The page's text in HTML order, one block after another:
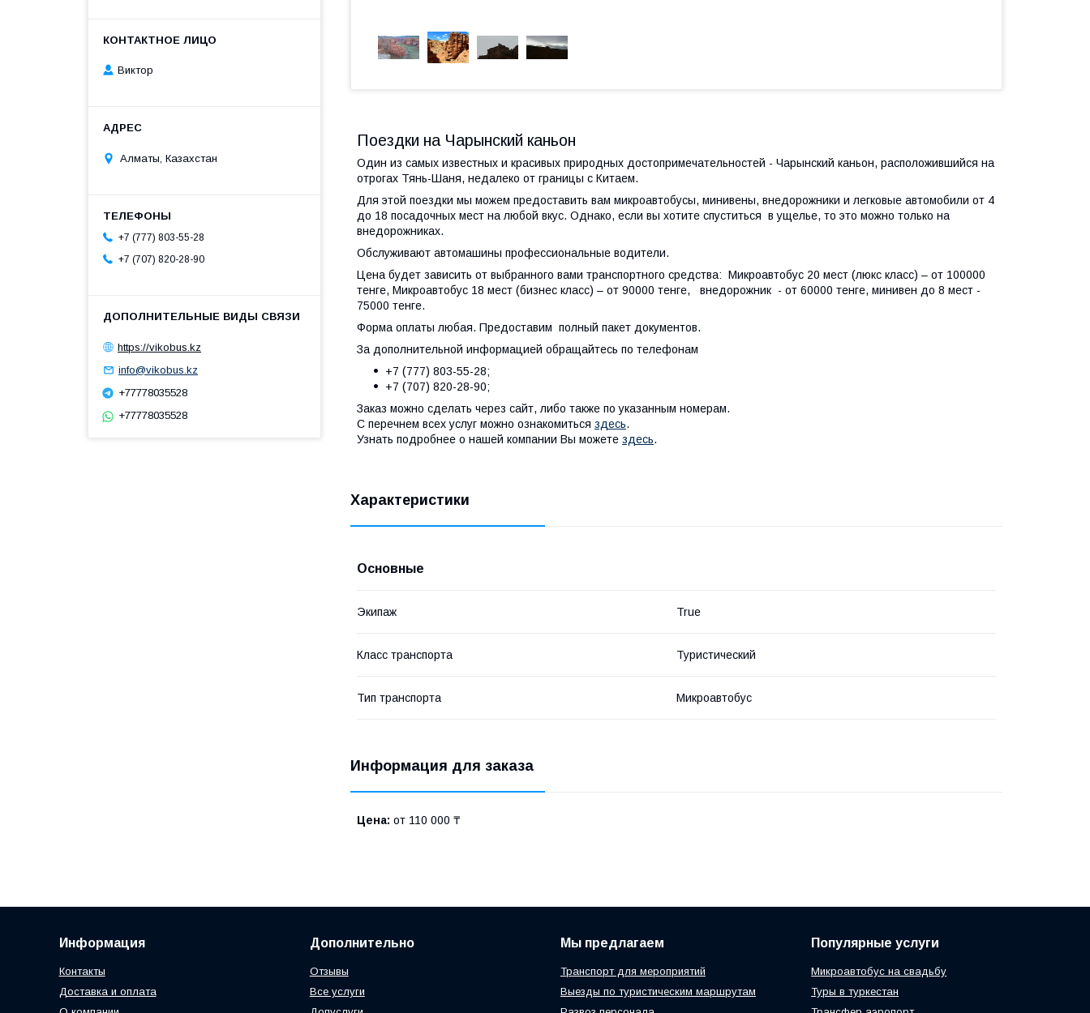
Поездки на Чарынский каньон
Один из самых известных и красивых природных достопримечательностей - Чарынский каньон, расположившийся на
отрогах Тянь-Шаня, недалеко от границы с Китаем.
Для этой поездки мы можем предоставить вам микроавтобусы, минивены, внедорожники и легковые автомобили от 4
до 18 посадочных мест на любой вкус. Однако, если вы хотите спуститься в ущелье, то это можно только на
внедорожниках.
Обслуживают автомашины профессиональные водители.
Цена будет зависить от выбранного вами транспортного средства: Микроавтобус 20 мест (люкс класс) – от 100000
тенге, Микроавтобус 18 мест (бизнес класс) – от 90000 тенге, внедорожник - от 60000 тенге, минивен до 8 мест -
75000 тенге.
Форма оплаты любая. Предоставим полный пакет документов.
За дополнительной информацией обращайтесь по телефонам
+7 (777) 803-55-28;
+7 (707) 820-28-90;
Заказ можно сделать через сайт, либо также по указанным номерам.
С перечнем всех услуг можно ознакомиться здесь.
Узнать подробнее о нашей компании Вы можете здесь.
Характеристики
Основные
Экипаж True
Класс транспорта Туристический
Тип транспорта Микроавтобус
Информация для заказа
Цена: от 110 000 ₸
Виктор
Алматы, Казахстан
+7 (777) 803-55-28
+7 (707) 820-28-90
https://vikobus.kz
info@vikobus.kz
+77778035528
+77778035528
Информация
Контакты
Доставка и оплата
Дополнительно
Отзывы
Все услуги
Мы предлагаем
Транспорт для мероприятий
Выезды по туристическим маршрутам
Популярные услуги
Микроавтобус на свадьбу
Туры в туркестан